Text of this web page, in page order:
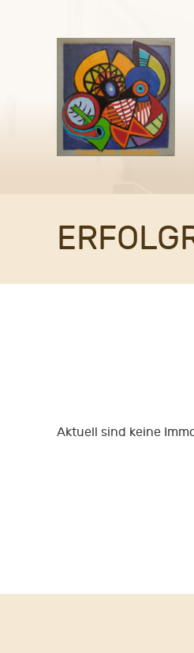
Aktuell sind keine